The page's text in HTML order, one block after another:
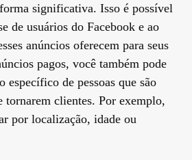
significativa. Isso é possível
de usuários do Facebook e ao
anúncios oferecem para seus
pagos, você também pode
específico de pessoas que são
tornarem clientes. Por exemplo,
por localização, idade ou